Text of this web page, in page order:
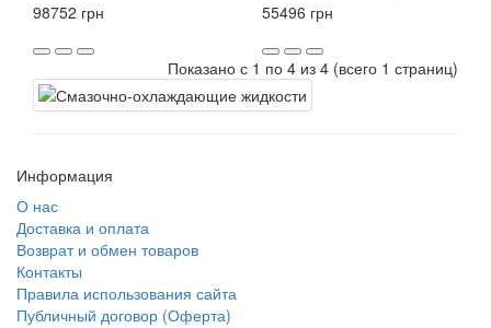
98752 грн 55496 грн
Показано с 1 по 4 из 4 (всего 1 страниц)
Информация
О нас
Доставка и оплата
Возврат и обмен товаров
Контакты
Правила использования сайта
Публичный договор (Оферта)